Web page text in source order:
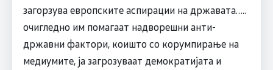
загорзува европските аспирации на државата…..
очигледно им помагаат надворешни анти-
државни фактори, коишто со корумпирање на
медиумите, ја загрозуваат демократијата и